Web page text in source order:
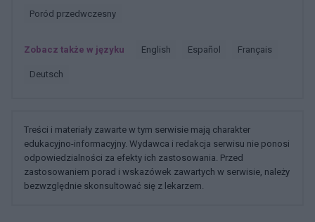
Poród przedwczesny
Zobacz także w języku english español français
deutsch
Treści i materiały zawarte w tym serwisie mają charakter
edukacyjno-informacyjny. Wydawca i redakcja serwisu nie ponosi
odpowiedzialności za efekty ich zastosowania. Przed
zastosowaniem porad i wskazówek zawartych w serwisie, należy
bezwzględnie skonsultować się z lekarzem.